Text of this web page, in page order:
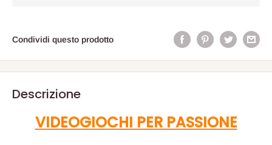
Condividi questo prodotto
Descrizione
VIDEOGIOCHI PER PASSIONE